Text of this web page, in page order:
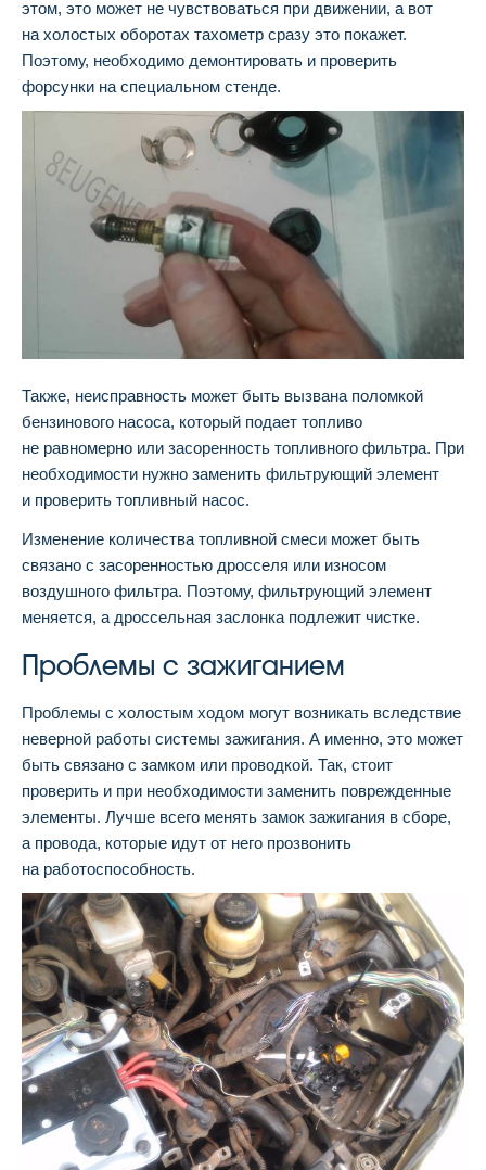
этом, это может не чувствоваться при движении, а вот
на холостых оборотах тахометр сразу это покажет.
Поэтому, необходимо демонтировать и проверить
форсунки на специальном стенде.
Также, неисправность может быть вызвана поломкой
бензинового насоса, который подает топливо
не равномерно или засоренность топливного фильтра. При
необходимости нужно заменить фильтрующий элемент
и проверить топливный насос.
Изменение количества топливной смеси может быть
связано с засоренностью дросселя или износом
воздушного фильтра. Поэтому, фильтрующий элемент
меняется, а дроссельная заслонка подлежит чистке.
Проблемы с зажиганием
Проблемы с холостым ходом могут возникать вследствие
неверной работы системы зажигания. А именно, это может
быть связано с замком или проводкой. Так, стоит
проверить и при необходимости заменить поврежденные
элементы. Лучше всего менять замок зажигания в сборе,
а провода, которые идут от него прозвонить
на работоспособность.